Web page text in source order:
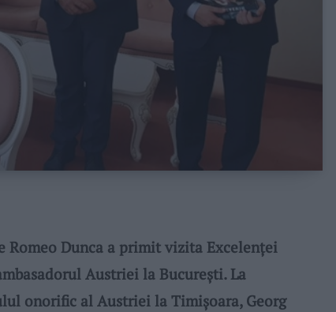
Romeo Dunca a primit vizita Excelenței
Austriei la București. La
onorific al Austriei la Timișoara, Georg